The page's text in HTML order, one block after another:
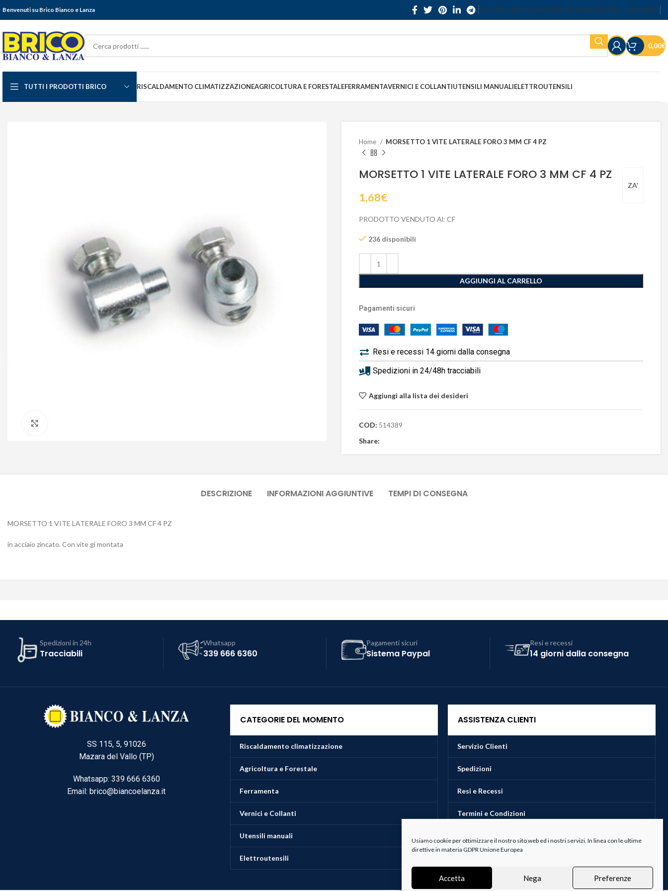
Usiamo cookie per ottimizzare il nostro sito web ed i nostri servizi. In linea con le ultime
direttive in materia GDPR Unione Europea
Accetta Nega Preferenze
Benvenuti su Brico Bianco e Lanza SERVIZIO CLIENTISPEDIZIONIRESI E RECESSITERMINI E CONDIZIONI
0,00€
TUTTI I PRODOTTI BRICO RISCALDAMENTO CLIMATIZZAZIONEAGRICOLTURA E FORESTALEFERRAMENTAVERNICI E COLLANTIUTENSILI MANUALIELETTROUTENSILI
Home MORSETTO 1 VITE LATERALE FORO 3 MM CF 4 PZ
ZA'
MORSETTO 1 VITE LATERALE FORO 3 MM CF 4 PZ
1,68€
PRODOTTO VENDUTO Al: CF
236 disponibili
AGGIUNGI AL CARRELLO
Pagamenti sicuri
Resi e recessi 14 giorni dalla consegna
Spedizioni in 24/48h tracciabili
Aggiungi alla lista dei desideri
COD: 514389
Share:
DESCRIZIONE INFORMAZIONI AGGIUNTIVE TEMPI DI CONSEGNA
MORSETTO 1 VITE LATERALE FORO 3 MM CF 4 PZ
in acciaio zincato. Con vite gi montata
Spedizioni in 24h
Tracciabili
Whatsapp
339 666 6360
Pagamenti sicuri
Sistema Paypal
Resi e recessi
14 giorni dalla consegna
SS 115, 5, 91026
Mazara del Vallo (TP)
Whatsapp: 339 666 6360
Email: brico@biancoelanza.it
CATEGORIE DEL MOMENTO
Riscaldamento climatizzazione
Agricoltura e Forestale
Ferramenta
Vernici e Collanti
Utensili manuali
Elettroutensili
ASSISTENZA CLIENTI
Servizio Clienti
Spedizioni
Resi e Recessi
Termini e Condizioni